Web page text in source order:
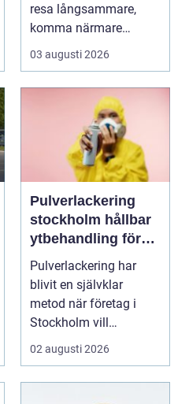
resa långsammare,
komma närmare
naturen och känna
havsbris...
03 augusti 2026
Pulverlackering
stockholm hållbar
ytbehandling för
industri och design
Pulverlackering har
blivit en självklar
metod när företag i
Stockholm vill
kombinera slitstyrka,
02 augusti 2026